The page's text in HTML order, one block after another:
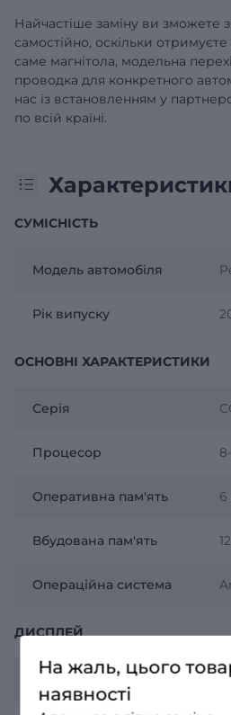
Найчастіше заміну ви зможете
самостійно, оскільки
саме магнітола, модельна
проводка для конкретного
нас із встановленням у
по всій країні.
СУМІСНІСТЬ
Модель автомобіля
Рік випуску
ОСНОВНІ ХАРАКТЕРИСТИКИ
Серія
Процесор
Оперативна пам'ять 6
Вбудована пам'ять
Операційна система
ДИСПЛЕЙ
Роздільна здатність
На жаль, цього
наявності